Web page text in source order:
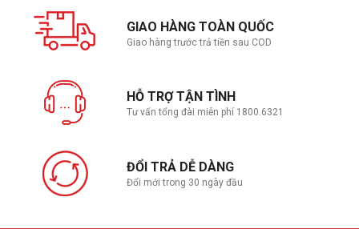
GIAO HÀNG TOÀN QUỐC
Giao hàng trước trả tiền sau COD
HỖ TRỢ TẬN TÌNH
Tư vấn tổng đài miễn phí 1800.6321
ĐỔI TRẢ DỄ DÀNG
Đổi mới trong 30 ngày đầu